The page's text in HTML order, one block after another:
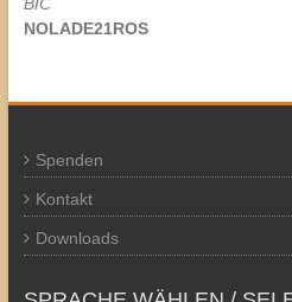
BIC
NOLADE21ROS
Spenden
Kontakt
Downloads